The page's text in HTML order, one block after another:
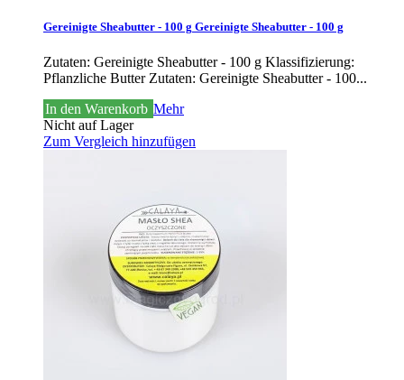
Gereinigte Sheabutter - 100 g Gereinigte Sheabutter - 100 g
Zutaten: Gereinigte Sheabutter - 100 g Klassifizierung:
Pflanzliche Butter Zutaten: Gereinigte Sheabutter - 100...
In den Warenkorb Mehr
Nicht auf Lager
Zum Vergleich hinzufügen